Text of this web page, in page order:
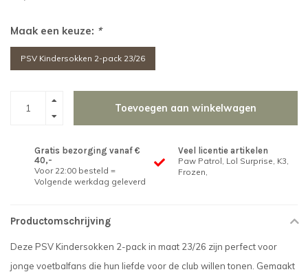
Maak een keuze: *
PSV Kindersokken 2-pack 23/26
Toevoegen aan winkelwagen
Gratis bezorging vanaf €
40,-
Voor 22:00 besteld =
Volgende werkdag geleverd
Veel licentie artikelen
Paw Patrol, Lol Surprise, K3,
Frozen,
Productomschrijving
Deze PSV Kindersokken 2-pack in maat 23/26 zijn perfect voor
jonge voetbalfans die hun liefde voor de club willen tonen. Gemaakt